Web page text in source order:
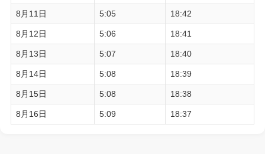
8月11日 5:05 18:42
8月12日 5:06 18:41
8月13日 5:07 18:40
8月14日 5:08 18:39
8月15日 5:08 18:38
8月16日 5:09 18:37